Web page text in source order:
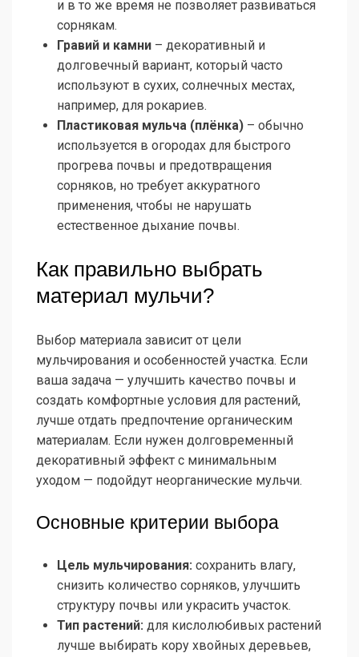
и в то же время не позволяет развиваться
сорнякам.
Гравий и камни – декоративный и
долговечный вариант, который часто
используют в сухих, солнечных местах,
например, для рокариев.
Пластиковая мульча (плёнка) – обычно
используется в огородах для быстрого
прогрева почвы и предотвращения
сорняков, но требует аккуратного
применения, чтобы не нарушать
естественное дыхание почвы.
Как правильно выбрать
материал мульчи?
Выбор материала зависит от цели
мульчирования и особенностей участка. Если
ваша задача — улучшить качество почвы и
создать комфортные условия для растений,
лучше отдать предпочтение органическим
материалам. Если нужен долговременный
декоративный эффект с минимальным
уходом — подойдут неорганические мульчи.
Основные критерии выбора
Цель мульчирования: сохранить влагу,
снизить количество сорняков, улучшить
структуру почвы или украсить участок.
Тип растений: для кислолюбивых растений
лучше выбирать кору хвойных деревьев,